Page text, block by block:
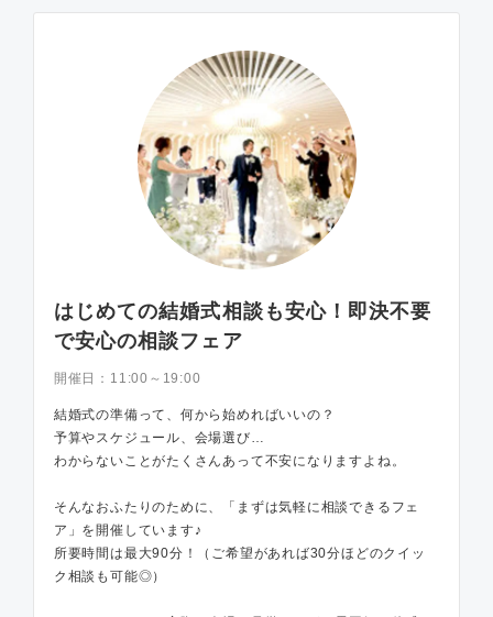
はじめての結婚式相談も安心！即決不要
で安心の相談フェア
開催日： 11:00～19:00
結婚式の準備って、何から始めればいいの？
予算やスケジュール、会場選び…
わからないことがたくさんあって不安になりますよね。
そんなおふたりのために、「まずは気軽に相談できるフェ
ア」を開催しています♪
所要時間は最大90分！（ご希望があれば30分ほどのクイッ
ク相談も可能◎）